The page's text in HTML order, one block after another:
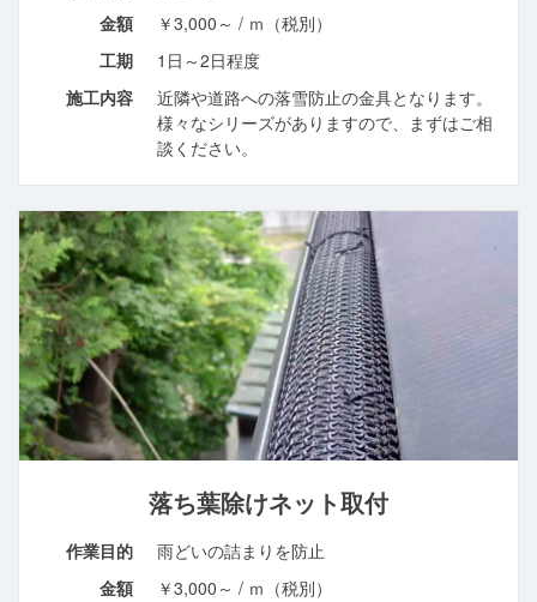
金額
￥3,000～ / ｍ（税別）
工期
1日～2日程度
施工内容
近隣や道路への落雪防止の金具となります。
様々なシリーズがありますので、まずはご相
談ください。
落ち葉除けネット取付
作業目的
雨どいの詰まりを防止
金額
￥3,000～ / ｍ（税別）